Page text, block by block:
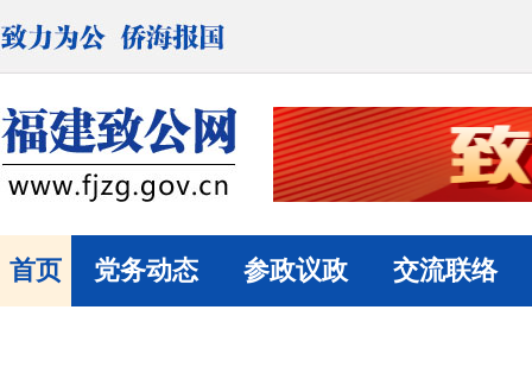
首页 党务动态 参政议政 交流联络